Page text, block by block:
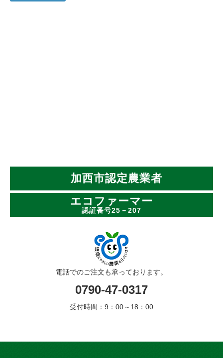
加西市認定農業者
エコファーマー
認証番号25－207
電話でのご注文も承っております。
0790-47-0317
受付時間：9：00～18：00